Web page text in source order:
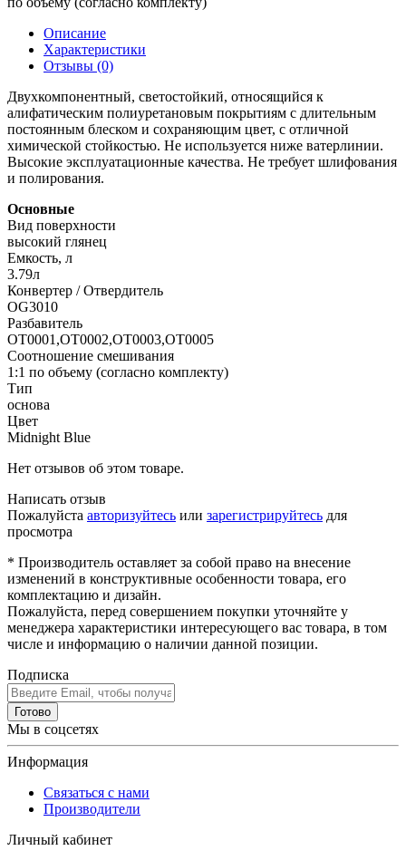
Описание
Характеристики
Отзывы (0)
Двухкомпонентный, светостойкий, относящийся к
алифатическим полиуретановым покрытиям с длительным
постоянным блеском и сохраняющим цвет, с отличной
химической стойкостью. Не используется ниже ватерлинии.
Высокие эксплуатационные качества. Не требует шлифования
и полирования.
Основные
Вид поверхности
высокий глянец
Емкость, л
3.79л
Конвертер / Отвердитель
OG3010
Разбавитель
OT0001,OT0002,OT0003,OT0005
Соотношение смешивания
1:1 по объему (согласно комплекту)
Тип
основа
Цвет
Midnight Blue
Нет отзывов об этом товаре.
Написать отзыв
Пожалуйста авторизуйтесь или зарегистрируйтесь для
просмотра
* Производитель оставляет за собой право на внесение
изменений в конструктивные особенности товара, его
комплектацию и дизайн.
Пожалуйста, перед совершением покупки уточняйте у
менеджера характеристики интересующего вас товара, в том
числе и информацию о наличии данной позиции.
Подписка
Готово
Мы в соцсетях
Информация
Связаться с нами
Производители
Личный кабинет